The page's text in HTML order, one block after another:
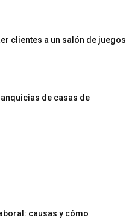
clientes a un salón de juegos
de casas de
causas y cómo